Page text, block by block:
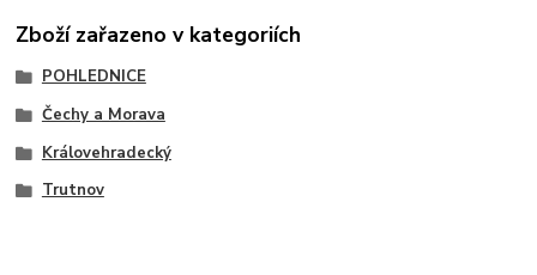
Zboží zařazeno v kategoriích
POHLEDNICE
Čechy a Morava
Královehradecký
Trutnov